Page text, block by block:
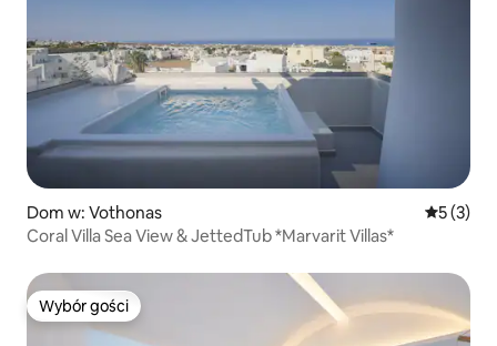
Dom w: Vothonas Średnia
5 (3)
Coral Villa Sea View & JettedTub *Marvarit Villas*
Wybór gości
Wybór gości